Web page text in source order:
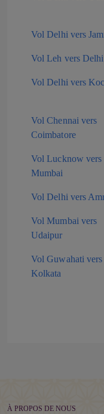
Vol Delhi vers
Vol Leh vers Delhi
Vol Delhi vers
Vol Chennai vers
Coimbatore
Vol Lucknow vers
Mumbai
Vol Delhi vers
Vol Mumbai vers
Udaipur
Vol Guwahati vers
Kolkata
À PROPOS DE NOUS